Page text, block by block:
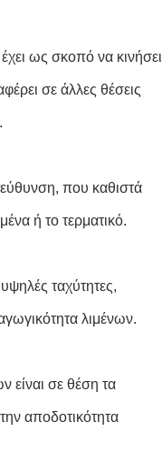
ως σκοπό να κινήσει
σε άλλες θέσεις
που καθιστά
ή το τερματικό.
ταχύτητες,
λιμένων.
είναι σε θέση τα
αποδοτικότητα